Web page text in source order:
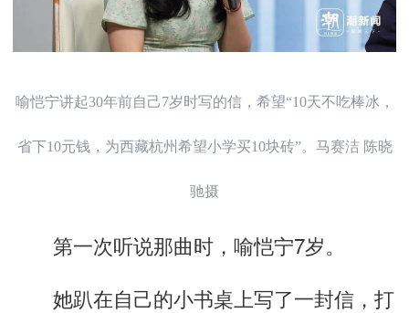
喻恺宁讲起30年前自己7岁时写的信，希望“10天不吃棒冰，
省下10元钱，为西藏杭州希望小学买10块砖”。马赛洁 陈晓
驰摄
第一次听说那曲时，喻恺宁7岁。
她趴在自己的小书桌上写了一封信，打